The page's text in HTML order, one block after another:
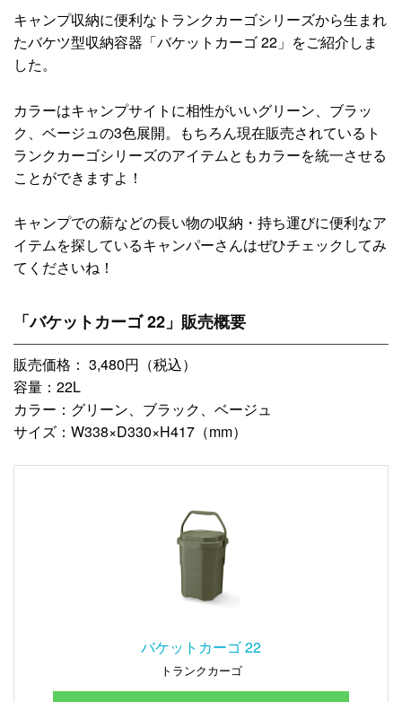
キャンプ収納に便利なトランクカーゴシリーズから生まれ
たバケツ型収納容器「バケットカーゴ 22」をご紹介しま
した。
カラーはキャンプサイトに相性がいいグリーン、ブラッ
ク、ベージュの3色展開。もちろん現在販売されているト
ランクカーゴシリーズのアイテムともカラーを統一させる
ことができますよ！
キャンプでの薪などの長い物の収納・持ち運びに便利なア
イテムを探しているキャンパーさんはぜひチェックしてみ
てくださいね！
「バケットカーゴ 22」販売概要
販売価格： 3,480円（税込）
容量：22L
カラー：グリーン、ブラック、ベージュ
サイズ：W338×D330×H417（mm）
バケットカーゴ 22
トランクカーゴ